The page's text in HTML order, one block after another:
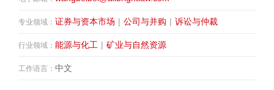
专业领域： 证券与资本市场 | 公司与并购 | 诉讼与仲裁
行业领域： 能源与化工 | 矿业与自然资源
工作语言： 中文